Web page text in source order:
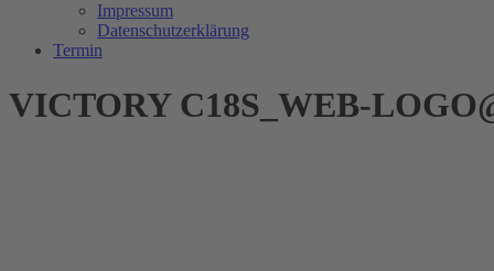
Impressum
Datenschutzerklärung
Termin
VICTORY C18S_WEB-